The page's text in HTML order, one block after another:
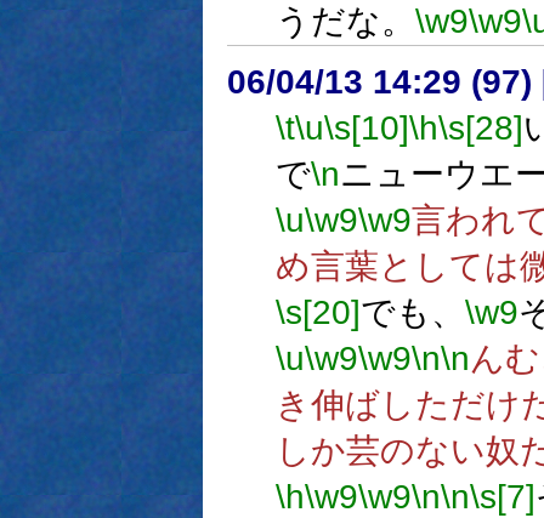
うだな。 \w9\w9
06/04/13 14:29 (97)
\t\u\s[10]\h\s[28]
で\nニューウエ
\u\w9\w9言われ
め言葉としては
\s[20]でも、 \w9
\u\w9\w9\n\nん
き伸ばしただけ
しか芸のない奴
\h\w9\w9\n\n\s[7]